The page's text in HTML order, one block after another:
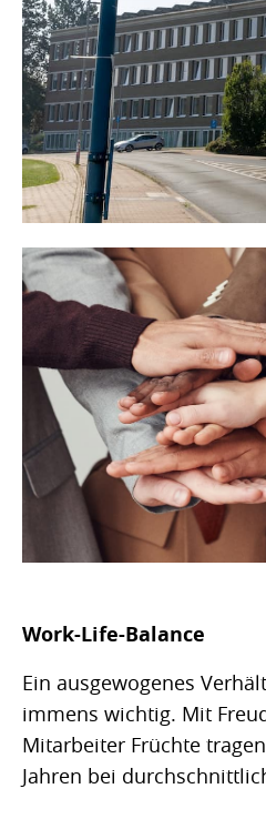
Work-Life-Balance
Ein ausgewogenes
immens wichtig. Mit
Mitarbeiter Früchte
Jahren bei